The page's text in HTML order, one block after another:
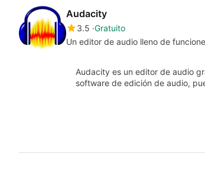
Audacity
3.5 Gratuito
Un editor de audio lleno de
Audacity es un editor de audio
software de edición de audio,